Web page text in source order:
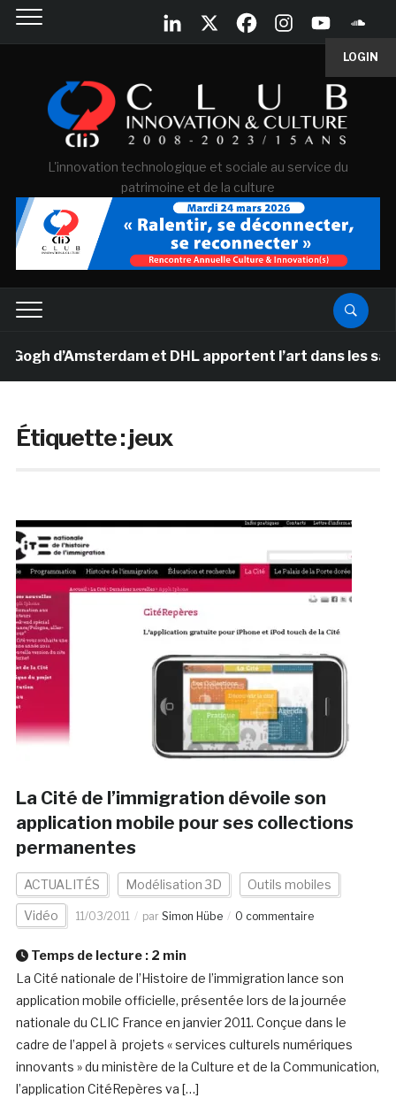
LOGIN
L'innovation technologique et sociale au service du
patrimoine et de la culture
d’Amsterdam et DHL apportent l’art dans les
Étiquette :jeux
La Cité de l’immigration dévoile son
application mobile pour ses collections
permanentes
ACTUALITÉS Modélisation 3D Outils mobiles
Vidéo 11/03/2011 par Simon Hübe 0 commentaire
Temps de lecture : 2 min
La Cité nationale de l’Histoire de l’immigration lance son
application mobile officielle, présentée lors de la journée
nationale du CLIC France en janvier 2011. Conçue dans le
cadre de l’appel à projets « services culturels numériques
innovants » du ministère de la Culture et de la Communication,
l’application CitéRepères va […]